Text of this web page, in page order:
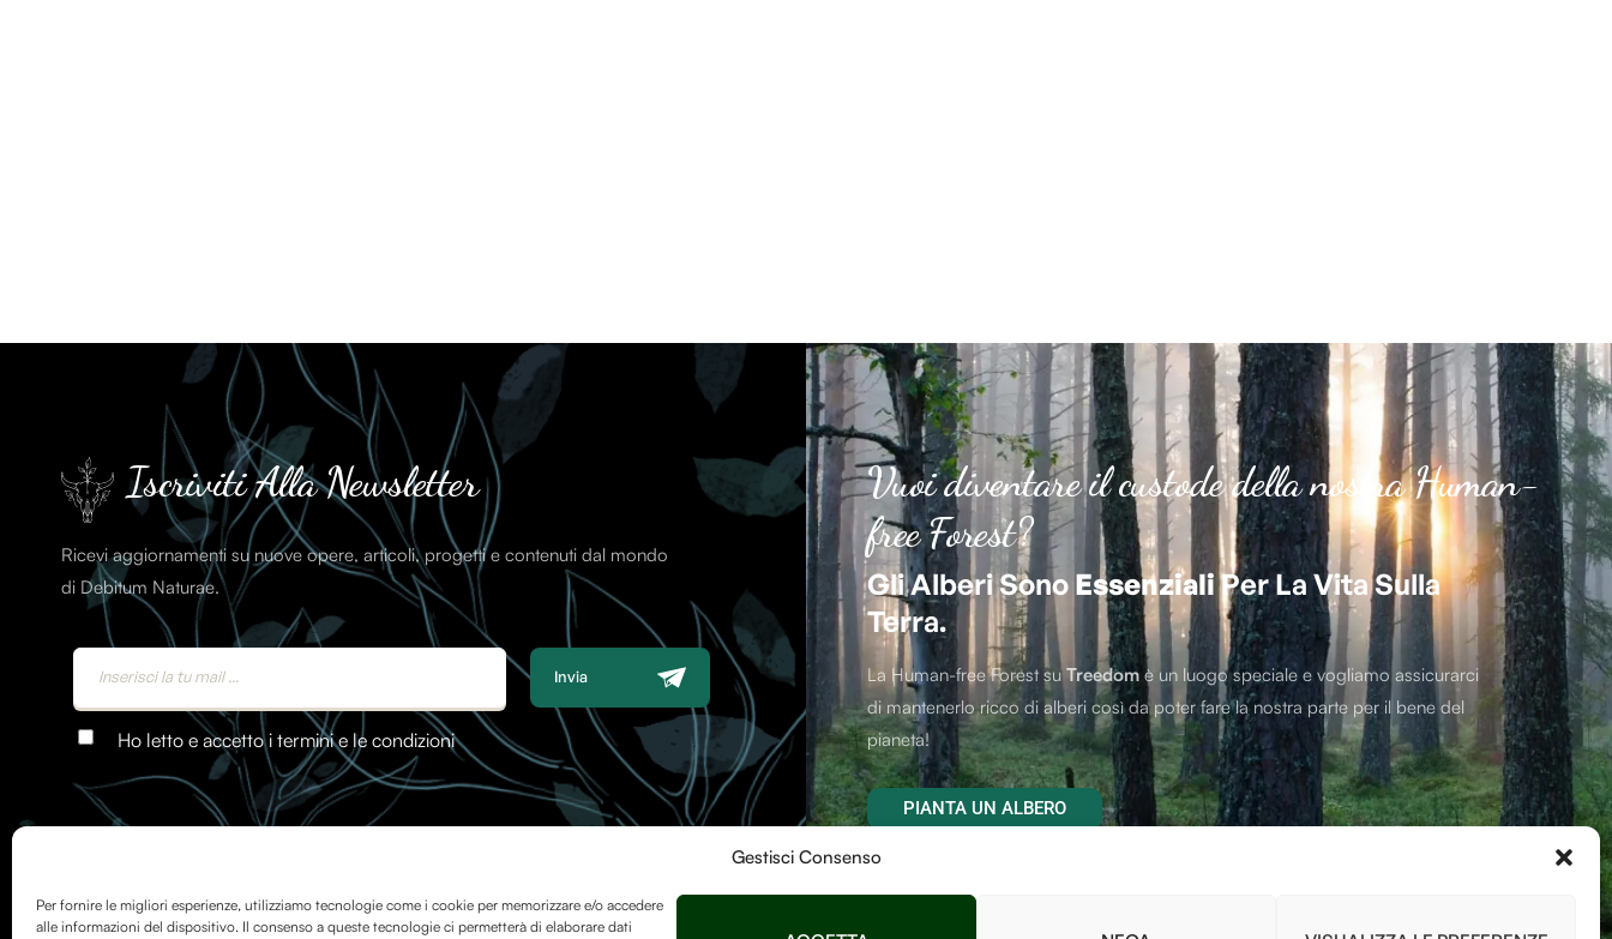
Gestisci Consenso
Per fornire le migliori esperienze, utilizziamo tecnologie come i cookie per memorizzare e/o accedere
alle informazioni del dispositivo. Il consenso a queste tecnologie ci permetterà di elaborare dati
Iscriviti Alla Newsletter
Ricevi aggiornamenti su nuove opere, articoli, progetti e contenuti dal mondo
di Debitum Naturae.
Invia
Ho letto e accetto i termini e le condizioni
Vuoi diventare il custode della nostra Human-
free Forest?
Gli Alberi Sono EssenzialiPer La Vita Sulla
Terra.
La Human-free Forest suTreedom è un luogo speciale e vogliamo assicurarci
di mantenerlo ricco di alberi così da poter fare la nostra parte per il bene del
pianeta!
PIANTA UN ALBERO